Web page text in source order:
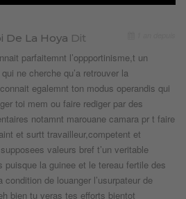
De La Hoya Dit
parfaitemnt l’oppportinisme,t un
ne cherche qu’a retrouver la
egalemnt ton modus operandis qui
toi mem ou faire rediger par des
notamnt marouane camara pr t faire
et surtt travailleur,competent et
valeurs bref t’un veritable
puisque la guinee et le tereau fertile des
condition de louanger l’usurpateur de
bien tu veras tes efforts bientot